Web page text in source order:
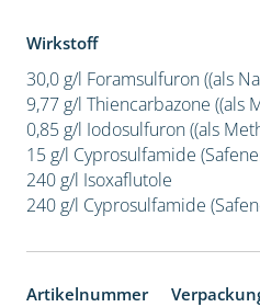
Wirkstoff
30,0 g/l Foramsulfuron ((als
9,77 g/l Thiencarbazone ((als
0,85 g/l Iodosulfuron ((als
15 g/l Cyprosulfamide
240 g/l Isoxaflutole
240 g/l Cyprosulfamide
Artikelnummer